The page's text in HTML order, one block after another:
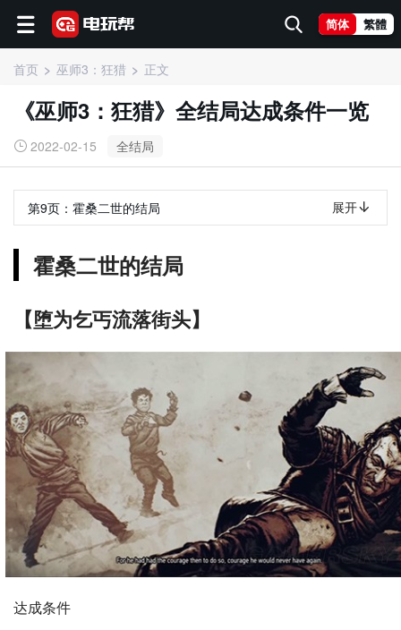
简体 繁體
首页 巫师3：狂猎 正文
《巫师3：狂猎》全结局达成条件一览
2022-02-15 全结局
第9页： 霍桑二世的结局 展开
霍桑二世的结局
【堕为乞丐流落街头】
达成条件